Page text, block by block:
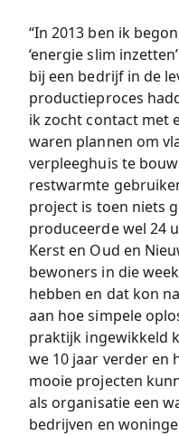
“In 2013 ben ik
‘energie slim
bij een bedrijf in de
productieproces
ik zocht contact met
waren plannen om
verpleeghuis te
restwarmte
project is toen niets
produceerde wel 24
Kerst en Oud en
bewoners in die
hebben en dat kon
aan hoe simpele
praktijk ingewikkeld
we 10 jaar verder en
mooie projecten
als organisatie een
bedrijven en